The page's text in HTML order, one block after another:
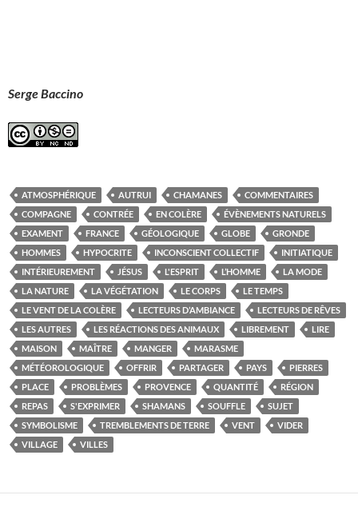
Serge Baccino
ATMOSPHÉRIQUE AUTRUI CHAMANES
COMMENTAIRES
COMPAGNE
CONTRÉE EN COLÈRE
ÉVÈNEMENTS NATURELS
EXAMENT
FRANCE GÉOLOGIQUE GLOBE
GRONDE
HOMMES
HYPOCRITE INCONSCIENT COLLECTIF
INITIATIQUE
INTÉRIEUREMENT
JÉSUS L'ESPRIT L’HOMME
LA MODE
LA NATURE
LA VÉGÉTATION LE CORPS
LE TEMPS
LE VENT DE LA COLÈRE
LECTEURS D’AMBIANCE
LECTEURS DE RÊVES
LES AUTRES
LES RÉACTIONS DES ANIMAUX LIBREMENT
LIRE
MAISON
MAÎTRE MANGER
MARASME
MÉTÉOROLOGIQUE
OFFRIR PARTAGER PAYS
PIERRES
PLACE
PROBLÈMES PROVENCE QUANTITÉ
RÉGION
REPAS
S'EXPRIMER SHAMANS SOUFFLE
SUJET
SYMBOLISME
TREMBLEMENTS DE TERRE VENT
VIDER
VILLAGE
VILLES